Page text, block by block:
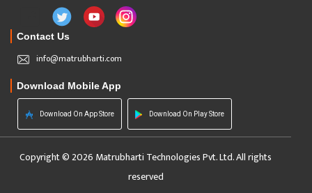
Contact Us
info@matrubharti.com
Download Mobile App
Download On App Store Download On Play Store
Copyright © 2026 Matrubharti Technologies Pvt. Ltd. All rights
reserved